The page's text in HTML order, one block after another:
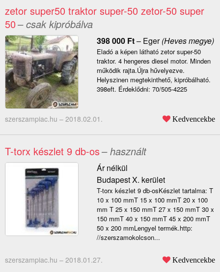
zetor super50 traktor super-50 zetor-50 super
50– csak kipróbálva
398 000 Ft– Eger(Heves megye)
Eladó a képen látható zetor super-50
traktor. 4 hengeres diesel motor. Minden
működik rajta.Újra hűvelyezve.
Helyszinen megtekinthető, kipróbálható.
398eft. Érdeklődni: 70/505-4225
szerszampiac.hu – 2018.02.01. Kedvencekbe
T-torx készlet 9 db-os– használt
Ár nélkül
Budapest X. kerület
T-torx készlet 9 db-osKészlet tartalma: T
10 x 100 mmT 15 x 100 mmT 20 x 100
mm T 25 x 150 mmT 27 x 150 mmT 30 x
150 mmT 40 x 150 mmT 45 x 200 mmT
50 x 200 mmLengyel termék.http:
//szerszamokolcson...
szerszampiac.hu – 2018.01.27. Kedvencekbe